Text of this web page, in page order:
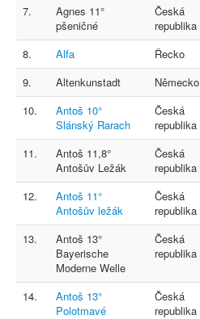
7.
Agnes 11°
pšeničné
Česká
republika
8.
Alfa
Řecko
9.
Altenkunstadt
Německo
10.
Antoš 10°
Slánský Rarach
Česká
republika
11.
Antoš 11,8°
Antošův Ležák
Česká
republika
12.
Antoš 11°
Antošův ležák
Česká
republika
13.
Antoš 13°
Bayerische
Moderne Welle
Česká
republika
14.
Antoš 13°
Polotmavé
Česká
republika